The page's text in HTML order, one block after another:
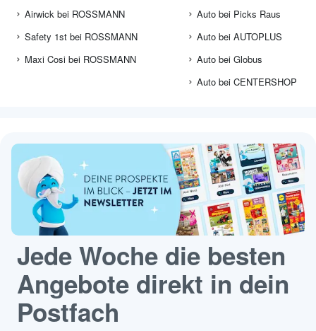
Airwick bei ROSSMANN
Safety 1st bei ROSSMANN
Maxi Cosi bei ROSSMANN
Auto bei Picks Raus
Auto bei AUTOPLUS
Auto bei Globus
Auto bei CENTERSHOP
Jede Woche die besten
Angebote direkt in dein
Postfach